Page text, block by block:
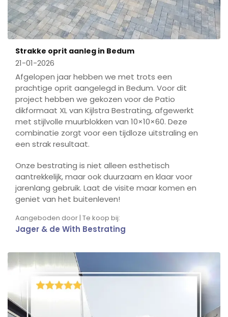
Strakke oprit aanleg in Bedum
21-01-2026
Afgelopen jaar hebben we met trots een
prachtige oprit aangelegd in Bedum. Voor dit
project hebben we gekozen voor de Patio
dikformaat XL van Kijlstra Bestrating, afgewerkt
met stijlvolle muurblokken van 10×10×60. Deze
combinatie zorgt voor een tijdloze uitstraling en
een strak resultaat.
Onze bestrating is niet alleen esthetisch
aantrekkelijk, maar ook duurzaam en klaar voor
jarenlang gebruik. Laat de visite maar komen en
geniet van het buitenleven!
Aangeboden door | Te koop bij:
Jager & de With Bestrating